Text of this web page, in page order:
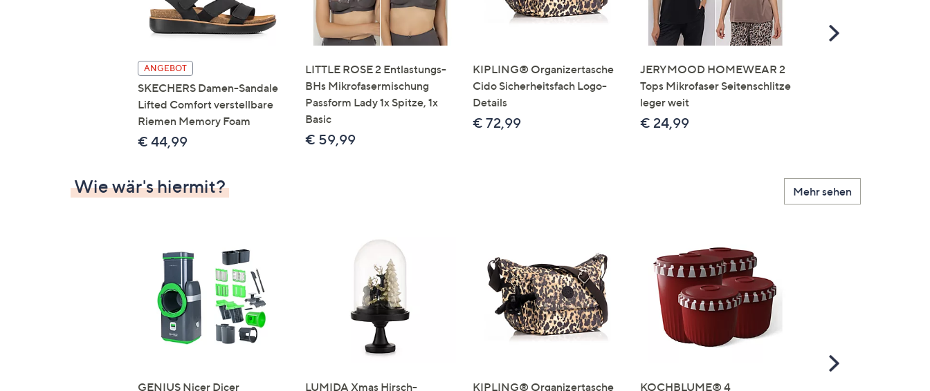
ANGEBOT
SKECHERS Damen-Sandale
Lifted Comfort verstellbare
Riemen Memory Foam
€ 44,99
LITTLE ROSE 2 Entlastungs-
BHs Mikrofasermischung
Passform Lady 1x Spitze, 1x
Basic
€ 59,99
KIPLING® Organizertasche
Cido Sicherheitsfach Logo-
Details
€ 72,99
JERYMOOD HOMEWEAR 2
Tops Mikrofaser Seitenschlitze
leger weit
€ 24,99
Scroll
Wie wär's hiermit? Mehr sehen
GENIUS Nicer Dicer
LUMIDA Xmas Hirsch-
KIPLING® Organizertasche
KOCHBLUME® 4
Scroll